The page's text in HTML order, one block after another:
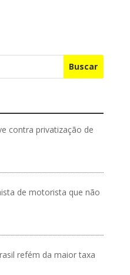
Buscar
contra privatização de
de motorista que não
refém da maior taxa